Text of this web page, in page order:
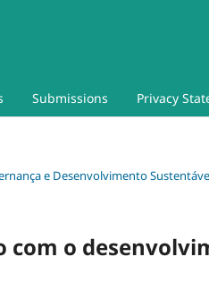
Submissions Privacy
e Desenvolvimento
com o